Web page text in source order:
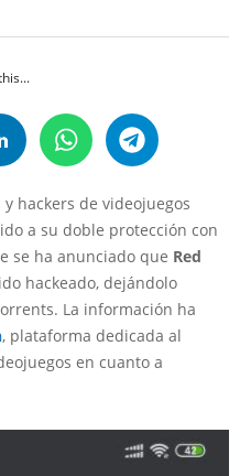
hackers de videojuegos
a su doble protección con
se ha anunciado que Red
hackeado, dejándolo
La información ha
, plataforma dedicada al
en cuanto a